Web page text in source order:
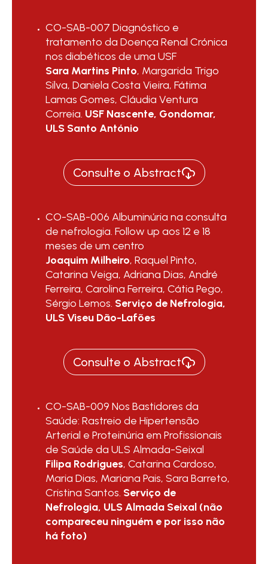
CO-SAB-007 Diagnóstico e
tratamento da Doença Renal Crónica
nos diabéticos de uma USF
Sara Martins Pinto, Margarida Trigo
Silva, Daniela Costa Vieira, Fátima
Lamas Gomes, Cláudia Ventura
Correia. USF Nascente, Gondomar,
ULS Santo António
Consulte o Abstract
CO-SAB-006 Albuminúria na consulta
de nefrologia. Follow up aos 12 e 18
meses de um centro
Joaquim Milheiro, Raquel Pinto,
Catarina Veiga, Adriana Dias, André
Ferreira, Carolina Ferreira, Cátia Pego,
Sérgio Lemos. Serviço de Nefrologia,
ULS Viseu Dão-Lafões
Consulte o Abstract
CO-SAB-009 Nos Bastidores da
Saúde: Rastreio de Hipertensão
Arterial e Proteinúria em Profissionais
de Saúde da ULS Almada-Seixal
Filipa Rodrigues, Catarina Cardoso,
Maria Dias, Mariana Pais, Sara Barreto,
Cristina Santos. Serviço de
Nefrologia, ULS Almada Seixal (não
compareceu ninguém e por isso não
há foto)